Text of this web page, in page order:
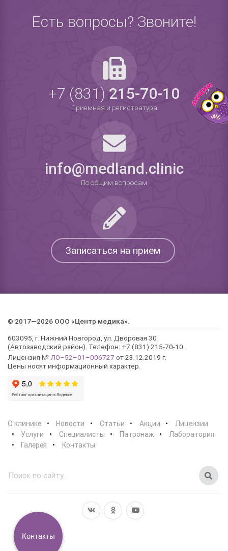
Есть вопросы? Звоните!
+7 (831)215-70-10
Приемная и регистратура
info@medland.clinic
По общим вопросам
Записаться на прием
© 2017—2026 ООО «Центр медика».
603095, г. Нижний Новгород, ул. Дворовая 30
(Автозаводский район). Телефон: +7 (831) 215-70-10.
Лицензия № ЛО–52–01–006727 от 23.12.2019 г.
Цены носят информационный характер.
О клинике Новости Статьи Акции
Лицензии
Услуги
Специалисты Патронаж
Лаборатория
Галерея
Контакты
Контакты